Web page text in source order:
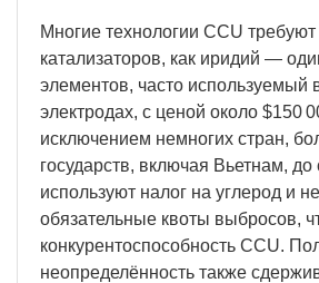
Многие технологии CCU требуют
катализаторов, как иридий —
элементов, часто используемый
электродах, с ценой около $150
исключением немногих стран,
государств, включая Вьетнам, до
используют налог на углерод и
обязательные квоты выбросов,
конкурентоспособность CCU.
неопределённость также